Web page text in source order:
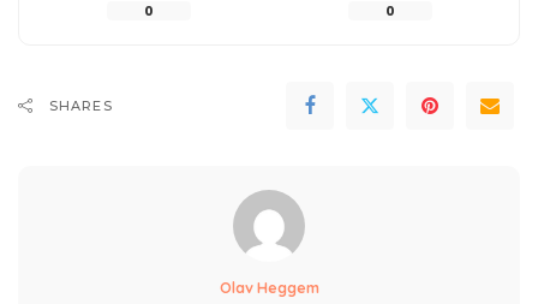
0 0
SHARES
Olav Heggem